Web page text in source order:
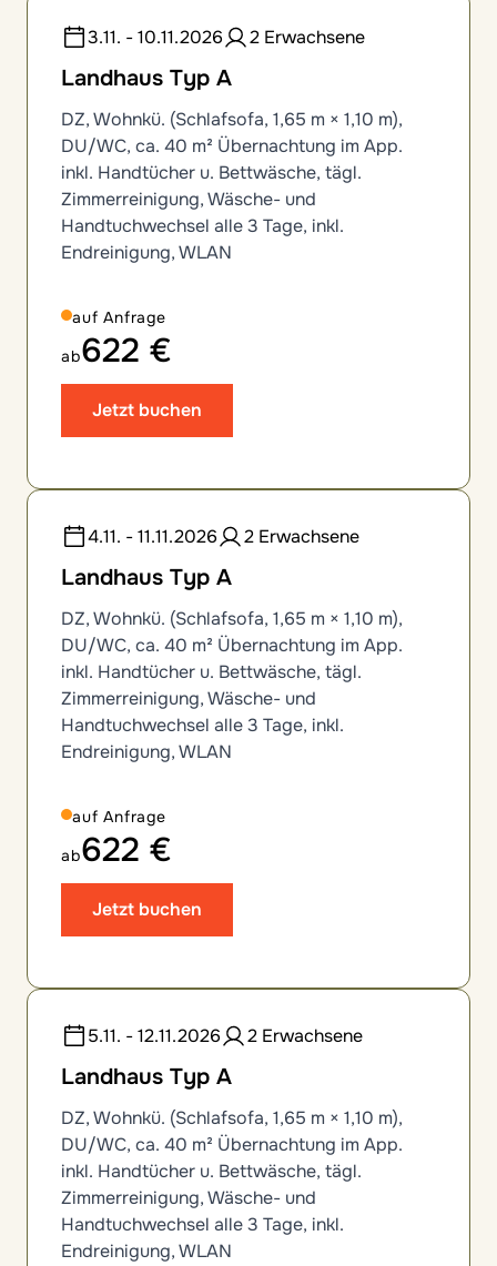
3.11. - 10.11.2026 2 Erwachsene
Landhaus Typ A
DZ, Wohnkü. (Schlafsofa, 1,65 m × 1,10 m),
DU/WC, ca. 40 m² Übernachtung im App.
inkl. Handtücher u. Bettwäsche, tägl.
Zimmerreinigung, Wäsche- und
Handtuchwechsel alle 3 Tage, inkl.
Endreinigung, WLAN
auf Anfrage
ab622 €
Jetzt buchen
4.11. - 11.11.2026 2 Erwachsene
Landhaus Typ A
DZ, Wohnkü. (Schlafsofa, 1,65 m × 1,10 m),
DU/WC, ca. 40 m² Übernachtung im App.
inkl. Handtücher u. Bettwäsche, tägl.
Zimmerreinigung, Wäsche- und
Handtuchwechsel alle 3 Tage, inkl.
Endreinigung, WLAN
auf Anfrage
ab622 €
Jetzt buchen
5.11. - 12.11.2026 2 Erwachsene
Landhaus Typ A
DZ, Wohnkü. (Schlafsofa, 1,65 m × 1,10 m),
DU/WC, ca. 40 m² Übernachtung im App.
inkl. Handtücher u. Bettwäsche, tägl.
Zimmerreinigung, Wäsche- und
Handtuchwechsel alle 3 Tage, inkl.
Endreinigung, WLAN